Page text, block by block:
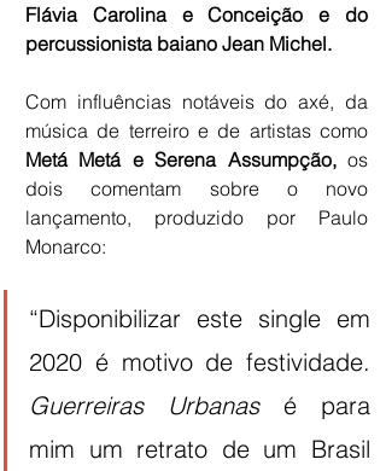
Flávia Carolina e Conceição e do
percussionista baiano Jean Michel.
Com influências notáveis do axé, da
Metá Metá e Serena Assumpção, os
dois comentam sobre o novo
lançamento, produzido por Paulo
Monarco:
“Disponibilizar este single em
Guerreiras Urbanas é para
mim um retrato de um Brasil